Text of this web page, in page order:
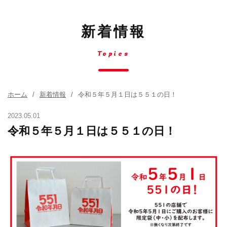
新着情報
Topics
ホーム 新着情報 令和５年５月１日は５５１の日！
2023.05.01
令和５年５月１日は５５１の日！